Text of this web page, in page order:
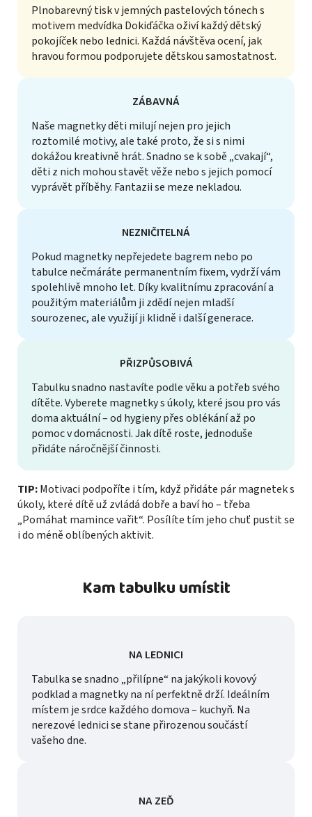
Plnobarevný tisk v jemných pastelových tónech s
motivem medvídka Dokiďáčka oživí každý dětský
pokojíček nebo lednici. Každá návštěva ocení, jak
hravou formou podporujete dětskou samostatnost.
ZÁBAVNÁ
Naše magnetky děti milují nejen pro jejich
roztomilé motivy, ale také proto, že si s nimi
dokážou kreativně hrát. Snadno se k sobě „cvakají“,
děti z nich mohou stavět věže nebo s jejich pomocí
vyprávět příběhy. Fantazii se meze nekladou.
NEZNIČITELNÁ
Pokud magnetky nepřejedete bagrem nebo po
tabulce nečmáráte permanentním fixem, vydrží vám
spolehlivě mnoho let. Díky kvalitnímu zpracování a
použitým materiálům ji zdědí nejen mladší
sourozenec, ale využijí ji klidně i další generace.
PŘIZPŮSOBIVÁ
Tabulku snadno nastavíte podle věku a potřeb svého
dítěte. Vyberete magnetky s úkoly, které jsou pro vás
doma aktuální – od hygieny přes oblékání až po
pomoc v domácnosti. Jak dítě roste, jednoduše
přidáte náročnější činnosti.
TIP:Motivaci podpoříte i tím, když přidáte pár magnetek s
úkoly, které dítě už zvládá dobře a baví ho – třeba
„Pomáhat mamince vařit“. Posílíte tím jeho chuť pustit se
i do méně oblíbených aktivit.
Kam tabulku umístit
NA LEDNICI
Tabulka se snadno „přilípne“ na jakýkoli kovový
podklad a magnetky na ní perfektně drží. Ideálním
místem je srdce každého domova – kuchyň. Na
nerezové lednici se stane přirozenou součástí
vašeho dne.
NA ZEĎ